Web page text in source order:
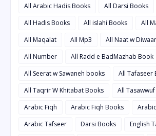
All Arabic Hadis Books
All Darsi Books
All Hadis Books
All islahi Books
All
All Maqalat
All Mp3
All Naat w
All Number
All Radd e BadMazhab Book
All Seerat w Sawaneh books
All Tafaseer
All Taqrir W Khitabat Books
All
Arabic Fiqh
Arabic Fiqh Books
Arabic Tafseer
Darsi Books
English